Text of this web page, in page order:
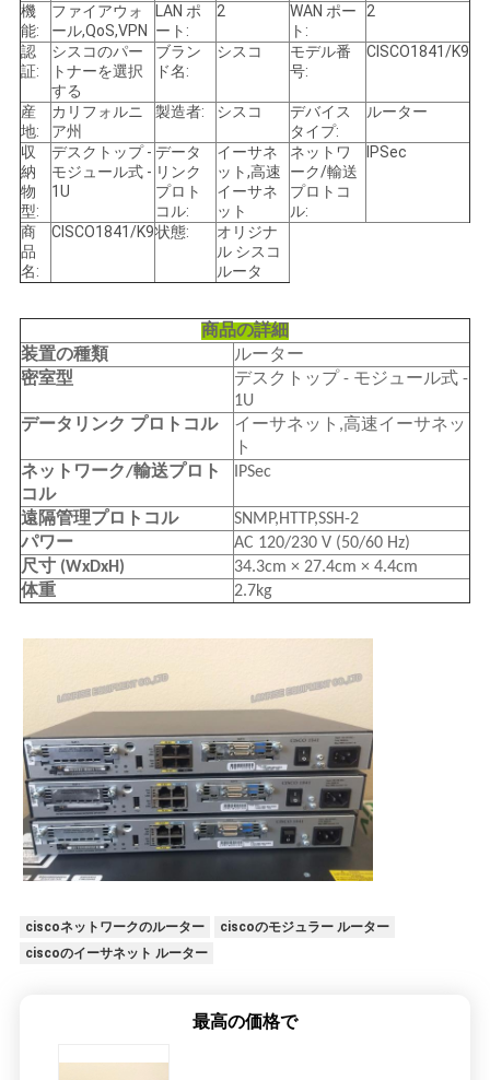
ー
機
能:
ファイアウォ
ール,QoS,VPN
LAN ポ
ート:
2
WAN ポー
ト:
2
認
証:
シスコのパー
トナーを選択
する
ブラン
ド名:
シスコ
モデル番
号:
CISCO1841/K9
産
地:
カリフォルニ
ア州
製造者: シスコ
デバイス
タイプ:
ルーター
収
納
物
型:
デスクトップ -
モジュール式 -
1U
データ
リンク
プロト
コル:
イーサネ
ット,高速
イーサネ
ット
ネットワ
ーク/輸送
プロトコ
ル:
IPSec
商
品
名:
CISCO1841/K9状態:
オリジナ
ル シスコ
ルータ
商品の詳細
装置の種類
ルーター
密室型
デスクトップ - モジュール式 -
1U
データリンク プロトコル
イーサネット,高速イーサネッ
ト
ネットワーク/輸送プロト
コル
IPSec
遠隔管理プロトコル
SNMP,HTTP,SSH-2
パワー
AC 120/230 V (50/60 Hz)
尺寸 (WxDxH)
34.3cm × 27.4cm × 4.4cm
体重
2.7kg
ciscoネットワークのルーター
ciscoのモジュラー ルーター
ciscoのイーサネット ルーター
最高の価格で